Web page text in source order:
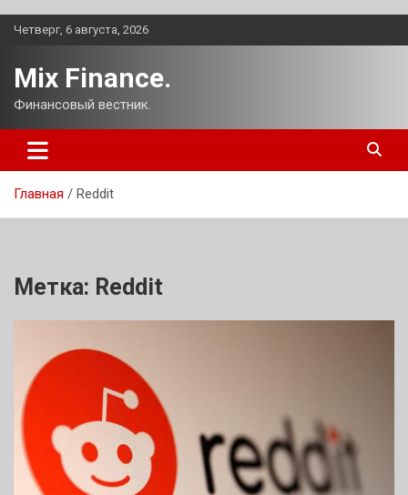
Перейти
Четверг, 6 августа, 2026
Mix Finance.
Финансовый вестник.
Главная Reddit
Метка: Reddit